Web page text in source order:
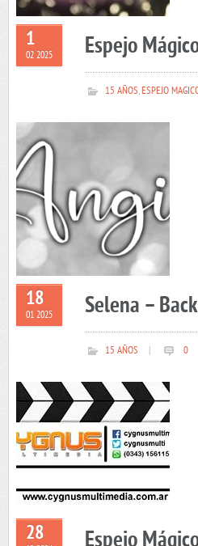
1
02 2025 Espejo
15 AÑOS,ESPEJO
18
01 2025 Selena –
15 AÑOS 0
28